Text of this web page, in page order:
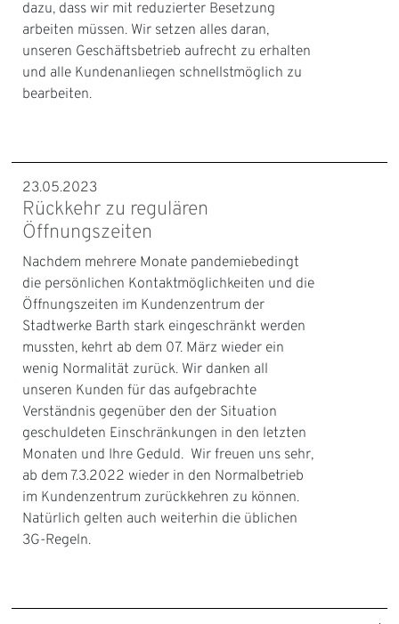
dazu, dass wir mit reduzierter Besetzung
arbeiten müssen. Wir setzen alles daran,
unseren Geschäftsbetrieb aufrecht zu erhalten
und alle Kundenanliegen schnellstmöglich zu
bearbeiten.
23.05.2023
Rückkehr zu regulären
Öffnungszeiten
Nachdem mehrere Monate pandemiebedingt
die persönlichen Kontaktmöglichkeiten und die
Öffnungszeiten im Kundenzentrum der
Stadtwerke Barth stark eingeschränkt werden
mussten, kehrt ab dem 07. März wieder ein
wenig Normalität zurück. Wir danken all
unseren Kunden für das aufgebrachte
Verständnis gegenüber den der Situation
geschuldeten Einschränkungen in den letzten
Monaten und Ihre Geduld. Wir freuen uns sehr,
ab dem 7.3.2022 wieder in den Normalbetrieb
im Kundenzentrum zurückkehren zu können.
Natürlich gelten auch weiterhin die üblichen
3G-Regeln.